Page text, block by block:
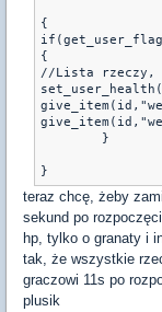
{
{
//Lista rzeczy,
teraz chcę, żeby
sekund po
hp, tylko o granaty i
tak, że wszystkie
graczowi 11s po
plusik